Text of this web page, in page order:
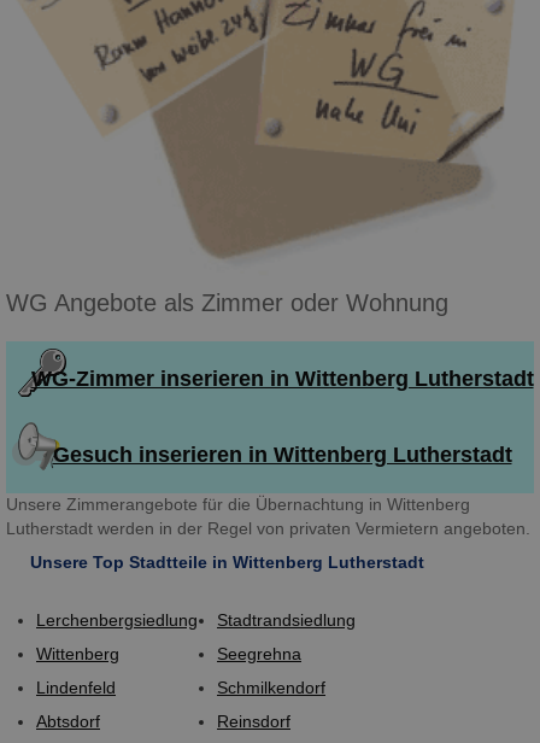
WG Angebote als Zimmer oder Wohnung
WG-Zimmer inserieren in Wittenberg Lutherstadt
Gesuch inserieren in Wittenberg Lutherstadt
Unsere Zimmerangebote für die Übernachtung in Wittenberg
Lutherstadt werden in der Regel von privaten Vermietern angeboten.
Unsere Top Stadtteile in Wittenberg Lutherstadt
Lerchenbergsiedlung
Wittenberg
Lindenfeld
Abtsdorf
Stadtrandsiedlung
Seegrehna
Schmilkendorf
Reinsdorf